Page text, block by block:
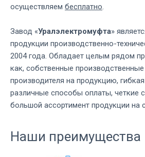
осуществляем бесплатно.
Завод «Уралэлектромуфта»
продукции производственно-
2004 года. Обладает целым рядом
как, собственные
производителя на продукцию,
различные способы оплаты, четкие
большой ассортимент продукции на
Наши преимущества